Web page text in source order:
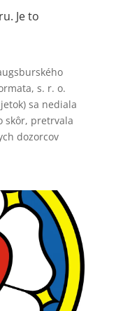
Je to
s. r. o.
sa nediala
skôr, pretrvala
dozorcov